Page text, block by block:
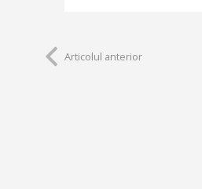
Articolul anterior